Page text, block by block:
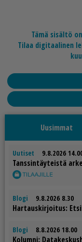
Tämä sisältö
Tilaa digitaalinen
Uusimmat
Uutiset 9.8.2026
Tans­sin­täy­teis­tä
Blogi 9.8.2026 8.30
Har­taus­kir­joi­tus:
Blogi 8.8.2026 18.00
Ko­lum­ni: